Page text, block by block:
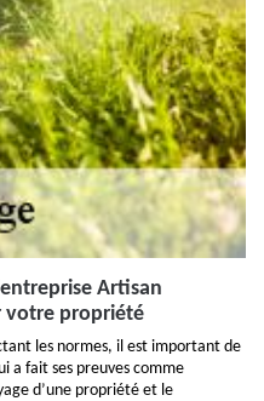
Artisan
votre propriété
les normes, il est important de
a fait ses preuves comme
d’une propriété et le